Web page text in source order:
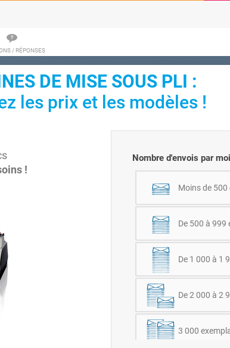
/ RÉPONSES
DE MISE SOUS PLI :
les prix et les modèles !
!
Nombre d'envois par
Moins de 500
De 500 à 999
De 1 000 à 1
De 2 000 à 2
3 000